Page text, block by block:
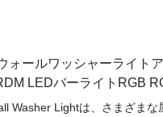
ォールワッシャーライト
LEDバーライトRGB
トYY-XQ4057
Washer Lightは、さまざまな